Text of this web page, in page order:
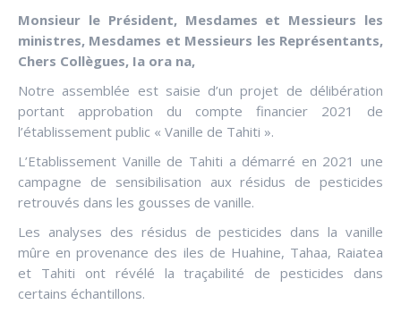
Monsieur le Président, Mesdames et Messieurs les
ministres, Mesdames et Messieurs les Représentants,
Chers Collègues, Ia ora na,
Notre assemblée est saisie d’un projet de délibération
portant approbation du compte financier 2021 de
l’établissement public « Vanille de Tahiti ».
L’Etablissement Vanille de Tahiti a démarré en 2021 une
campagne de sensibilisation aux résidus de pesticides
retrouvés dans les gousses de vanille.
Les analyses des résidus de pesticides dans la vanille
mûre en provenance des iles de Huahine, Tahaa, Raiatea
et Tahiti ont révélé la traçabilité de pesticides dans
certains échantillons.